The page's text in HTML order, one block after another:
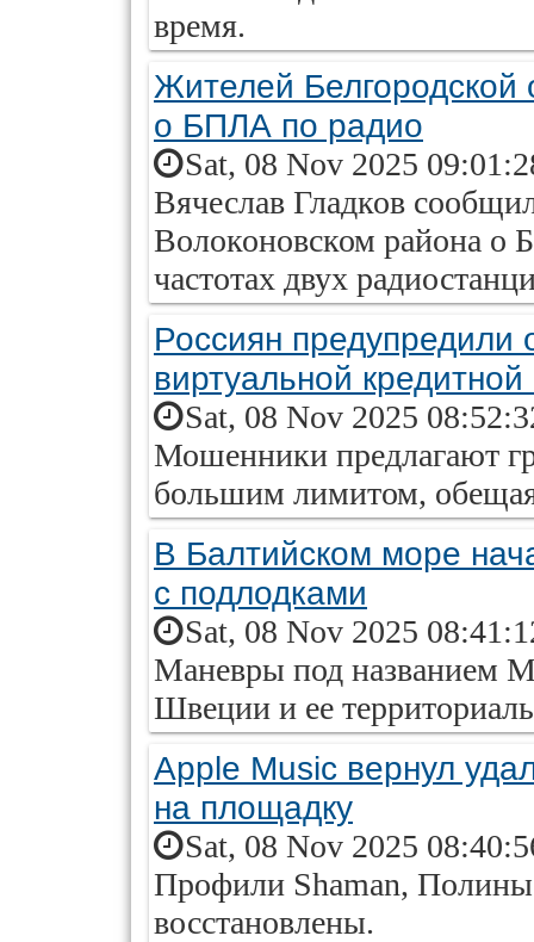
время.
Жителей Белгородской
о БПЛА по радио
Sat, 08 Nov 2025
Вячеслав Гладков
Волоконовском района о
частотах двух
Россиян
виртуальной кредитной
Sat, 08 Nov 2025
Мошенники предлагают
большим лимитом,
В Балтийском море
с подлодками
Sat, 08 Nov 2025
Маневры под названием
Швеции и ее
Apple Music вернул
на площадку
Sat, 08 Nov 2025
Профили Shaman, Полины
восстановлены.